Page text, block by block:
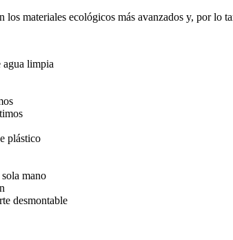
materiales ecológicos más avanzados y, por lo
limpia
plástico
mano
desmontable